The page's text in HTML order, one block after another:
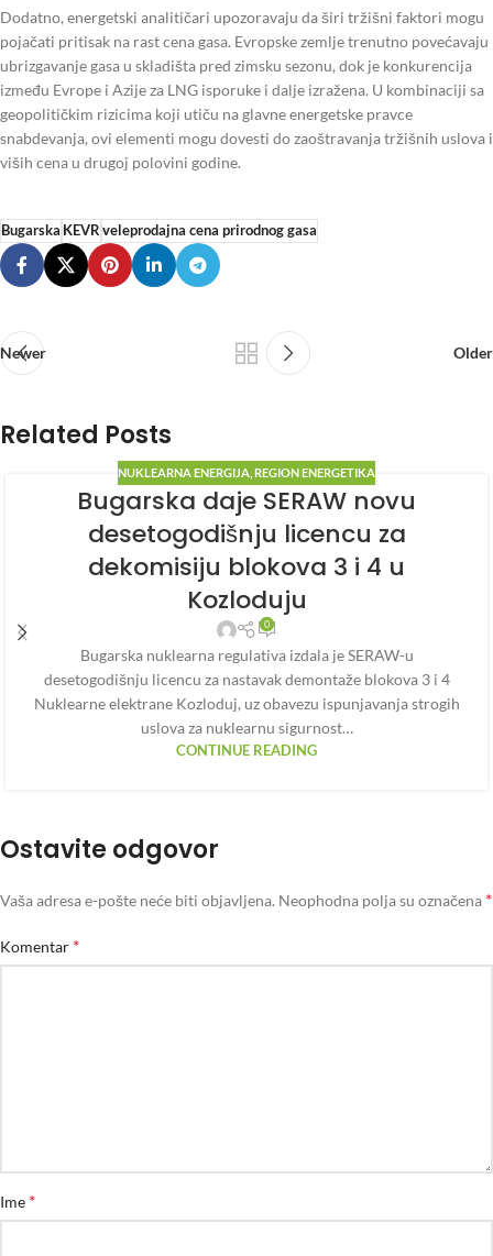
Dodatno, energetski analitičari upozoravaju da širi tržišni faktori mogu
pojačati pritisak na rast cena gasa. Evropske zemlje trenutno povećavaju
ubrizgavanje gasa u skladišta pred zimsku sezonu, dok je konkurencija
između Evrope i Azije za LNG isporuke i dalje izražena. U kombinaciji sa
geopolitičkim rizicima koji utiču na glavne energetske pravce
snabdevanja, ovi elementi mogu dovesti do zaoštravanja tržišnih uslova i
viših cena u drugoj polovini godine.
Bugarska KEVR veleprodajna cena prirodnog gasa
Newer Older
Related Posts
NUKLEARNA ENERGIJA REGION ENERGETIKA
Bugarska daje SERAW novu
desetogodišnju licencu za
dekomisiju blokova 3 i 4 u
Kozloduju
0
Bugarska nuklearna regulativa izdala je SERAW-u
desetogodišnju licencu za nastavak demontaže blokova 3 i 4
Nuklearne elektrane Kozloduj, uz obavezu ispunjavanja strogih
uslova za nuklearnu sigurnost…
CONTINUE READING
Ostavite odgovor
Vaša adresa e-pošte neće biti objavljena. Neophodna polja su označena *
Komentar *
Ime *